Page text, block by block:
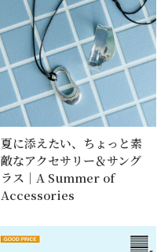
夏に添えたい、ちょっと素
敵なアクセサリー＆サング
ラス｜A Summer of
Accessories